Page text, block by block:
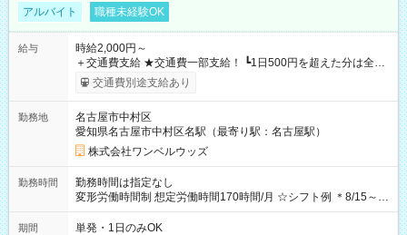
アルバイト 職種未経験OK
給与
時給2,000円～
＋交通費支給 ★交通費一部支給！ ┗1日500円を超えた分は全額
支給！ ※往復500円以内の方は自己負担となります ★日払い
OK！（規定あり） ┗働いたその日に現金GET♪ お仕事後はコン
期間なし
交通費別途支給あり
勤務地
名古屋市中村区
愛知県名古屋市中村区名駅（最寄り駅：名古屋駅）
株式会社ワンベルウッズ
勤務時間
勤務時間は指定なし
変形労働時間制 想定労働時間170時間/月 ☆シフト例 ＊8/15～
10/26 全日共通 08：00～12：00 17：00～21：00 ＊8/31
～9/19のみ下記シフトもあります！ 12：00～16：00 ＊9/6～
期間 単発・1日のみOK